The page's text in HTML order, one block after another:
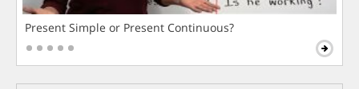
Present Simple or Present Continuous?